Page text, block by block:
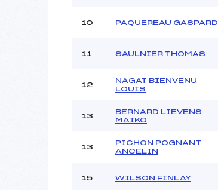
10 PAQUEREAU GASPARD
11 SAULNIER THOMAS
12
NAGAT BIENVENU
LOUIS
13
BERNARD LIEVENS
MAIKO
13
PICHON POGNANT
ANCELIN
15 WILSON FINLAY